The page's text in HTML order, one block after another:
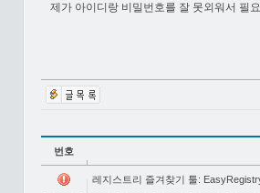
제가 아이디랑 비밀번호를 잘 못외워서 필
번호
레지스트리 즐겨찾기 툴: